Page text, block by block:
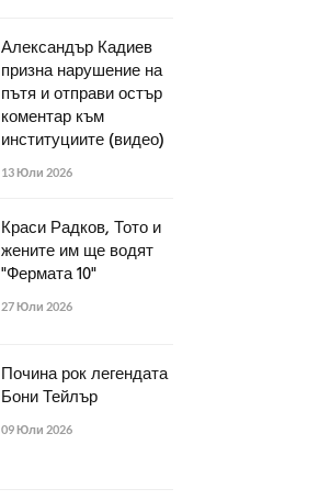
Александър Кадиев
призна нарушение на
пътя и отправи остър
коментар към
институциите (видео)
13 Юли 2026
Краси Радков, Тото и
жените им ще водят
"Фермата 10"
27 Юли 2026
Почина рок легендата
Бони Тейлър
09 Юли 2026